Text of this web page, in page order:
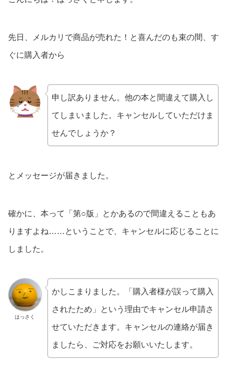
先日、メルカリで商品が売れた！と喜んだのも束の間、す
ぐに購入者から
申し訳ありません。他の本と間違えて購入し
てしまいました。キャンセルしていただけま
せんでしょうか？
とメッセージが届きました。
確かに、本って「第○版」とかあるので間違えることもあ
りますよね……ということで、キャンセルに応じることに
しました。
はっさく
かしこまりました。「購入者様が誤って購入
されたため」という理由でキャンセル申請さ
せていただきます。キャンセルの連絡が届き
ましたら、ご対応をお願いいたします。